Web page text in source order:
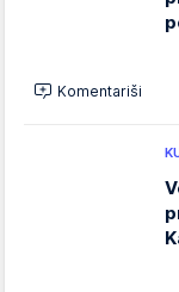
Komentariši